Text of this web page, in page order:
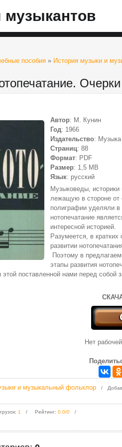
музыкантов
пособия » История музыки и
Очерки
Автор: М. Кунин
Год: 1966
Издательство: Музыка
Страниц: 88
Формат: PDF
Размер: 1,5 МВ
Язык: русский
Музыковеды, историки
лежащую в стороне от
полиграфии уделяли
нотопечатание
интересной историей.
Разумеется, в кратких
развитии
Поэтому в
этапы развития
поставленной нами перед собой
Нет
и музыкальный фольклор
: 1 Рейтинг: 0.0/0